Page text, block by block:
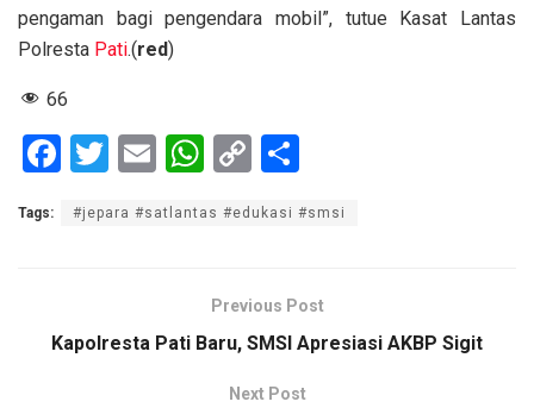
pengaman bagi pengendara mobil”, tutue Kasat Lantas
Polresta Pati.(red)
66
F
ce
o
T
tt
E
ail
W
at
A
p
C
py
n
k
ar
Tags: #jepara #satlantas #edukasi #smsi
Previous Post
Kapolresta Pati Baru, SMSI Apresiasi AKBP Sigit
Next Post